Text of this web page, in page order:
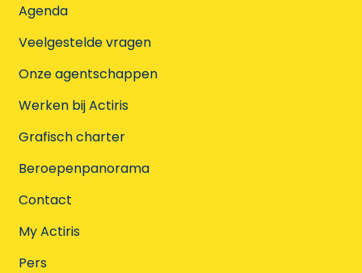
Agenda
Veelgestelde vragen
Onze agentschappen
Werken bij Actiris
Grafisch charter
Beroepenpanorama
Contact
My Actiris
Pers